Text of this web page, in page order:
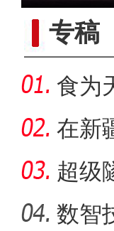
专稿
食为
味担
在新
超级
数智